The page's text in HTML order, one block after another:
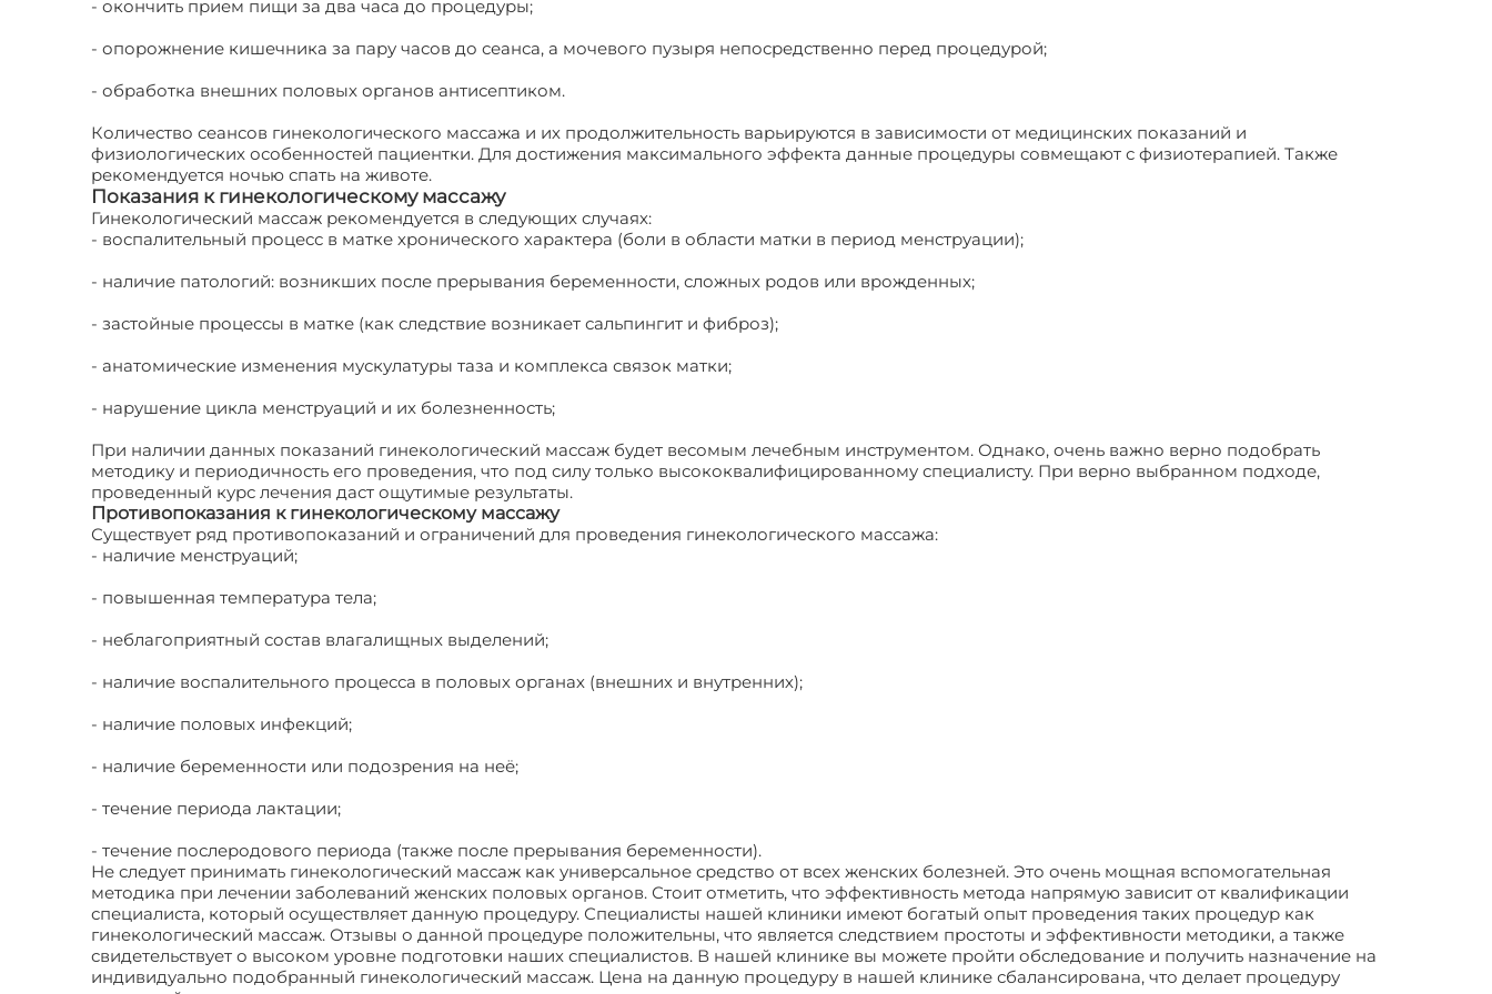
- окончить прием пищи за два часа до процедуры;
- опорожнение кишечника за пару часов до сеанса, а мочевого пузыря непосредственно перед процедурой;
- обработка внешних половых органов антисептиком.
Количество сеансов гинекологического массажа и их продолжительность варьируются в зависимости от медицинских показаний и
физиологических особенностей пациентки. Для достижения максимального эффекта данные процедуры совмещают с физиотерапией. Также
рекомендуется ночью спать на животе.
Показания к гинекологическому массажу
Гинекологический массаж рекомендуется в следующих случаях:
- воспалительный процесс в матке хронического характера (боли в области матки в период менструации);
- наличие патологий: возникших после прерывания беременности, сложных родов или врожденных;
- застойные процессы в матке (как следствие возникает сальпингит и фиброз);
- анатомические изменения мускулатуры таза и комплекса связок матки;
- нарушение цикла менструаций и их болезненность;
При наличии данных показаний гинекологический массаж будет весомым лечебным инструментом. Однако, очень важно верно подобрать
методику и периодичность его проведения, что под силу только высококвалифицированному специалисту. При верно выбранном подходе,
проведенный курс лечения даст ощутимые результаты.
Противопоказания к гинекологическому массажу
Существует ряд противопоказаний и ограничений для проведения гинекологического массажа:
- наличие менструаций;
- повышенная температура тела;
- неблагоприятный состав влагалищных выделений;
- наличие воспалительного процесса в половых органах (внешних и внутренних);
- наличие половых инфекций;
- наличие беременности или подозрения на неё;
- течение периода лактации;
- течение послеродового периода (также после прерывания беременности).
Не следует принимать гинекологический массаж как универсальное средство от всех женских болезней. Это очень мощная вспомогательная
методика при лечении заболеваний женских половых органов. Стоит отметить, что эффективность метода напрямую зависит от квалификации
специалиста, который осуществляет данную процедуру. Специалисты нашей клиники имеют богатый опыт проведения таких процедур как
гинекологический массаж. Отзывы о данной процедуре положительны, что является следствием простоты и эффективности методики, а также
свидетельствует о высоком уровне подготовки наших специалистов. В нашей клинике вы можете пройти обследование и получить назначение на
индивидуально подобранный гинекологический массаж. Цена на данную процедуру в нашей клинике сбалансирована, что делает процедуру